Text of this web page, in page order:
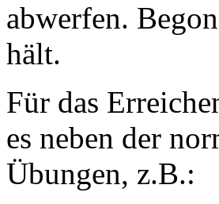
abwerfen.
hält.
Für das
es neben der
Übungen, z.B.: